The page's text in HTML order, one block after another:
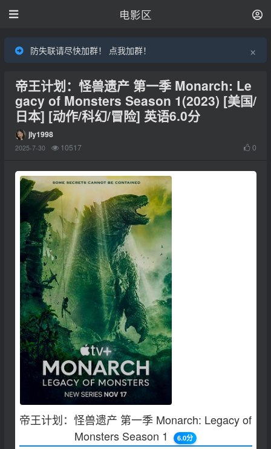
电影区
防失联请尽快加群！ 点我加群！
×
帝王计划：怪兽遗产 第一季 Monarch: Le
gacy of Monsters Season 1(2023) [美国/
日本] [动作/科幻/冒险] 英语6.0分
jly1998
2025-7-30 10517 0
帝王计划：怪兽遗产 第一季 Monarch: Legacy of
Monsters Season 1
6.0分